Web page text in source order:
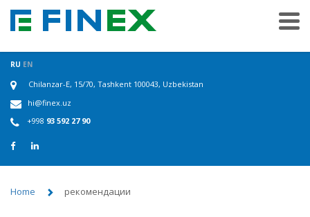
RU EN
Chilanzar-E, 15/70, Tashkent 100043, Uzbekistan
hi@finex.uz
+998 93 592 27 90
Home рекомендации